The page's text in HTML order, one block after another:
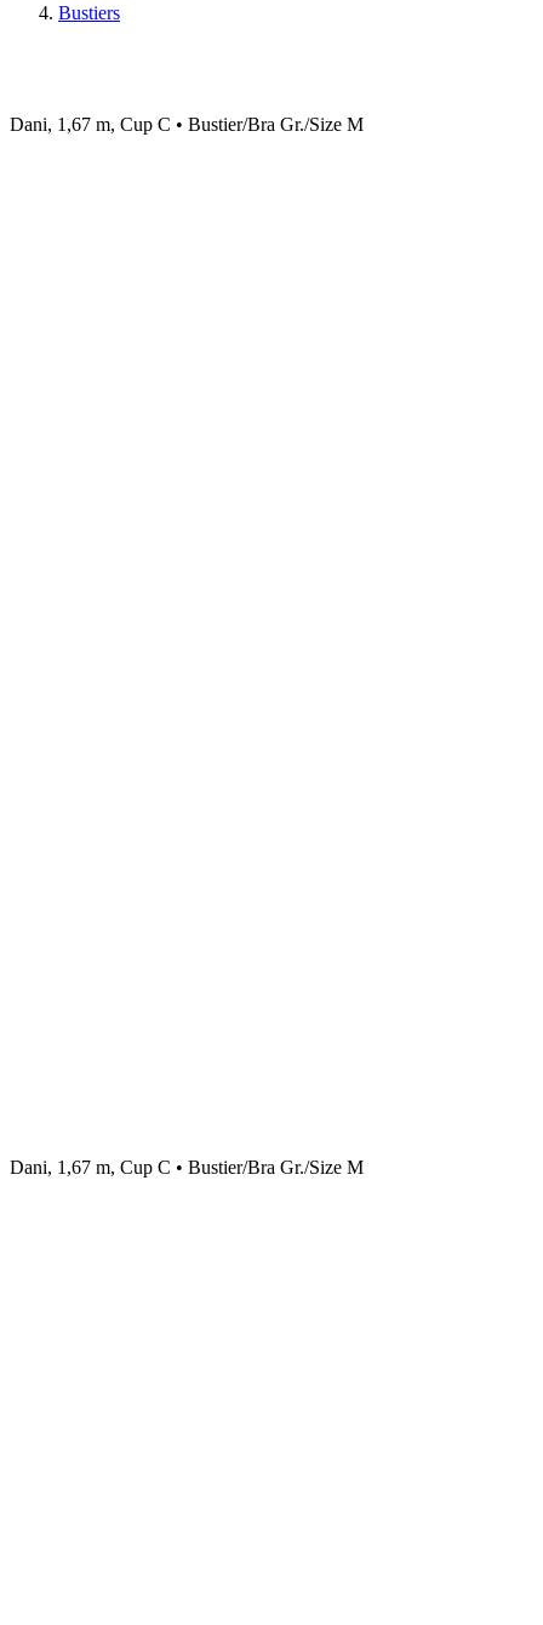
Bustiers
Dani, 1,67 m, Cup C • Bustier/Bra Gr./Size M
Dani, 1,67 m, Cup C • Bustier/Bra Gr./Size M